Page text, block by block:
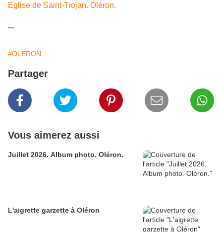
Eglise de Saint-Trojan. Oléron.
...
#OLERON
Partager
Vous aimerez aussi
Juillet 2026. Album photo. Oléron.
L'aigrette garzette à Oléron